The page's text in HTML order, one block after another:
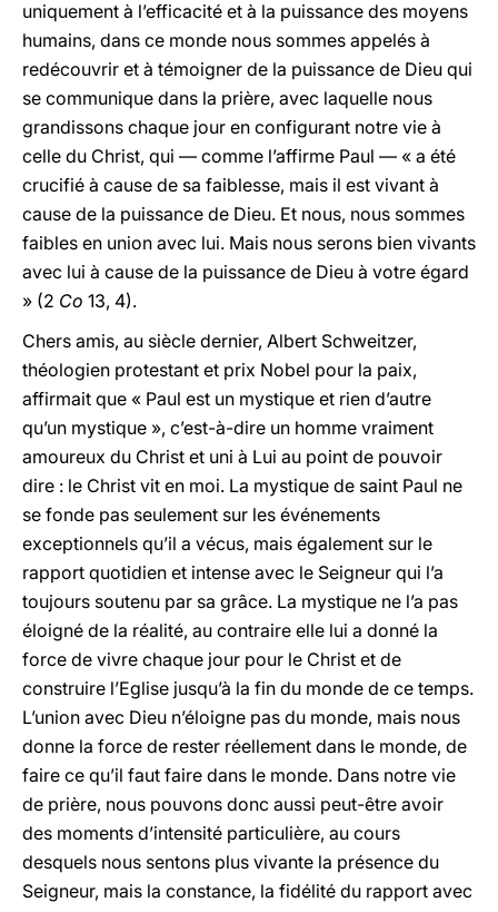
uniquement à l’efficacité et à la puissance des moyens
humains, dans ce monde nous sommes appelés à
redécouvrir et à témoigner de la puissance de Dieu qui
se communique dans la prière, avec laquelle nous
grandissons chaque jour en configurant notre vie à
celle du Christ, qui — comme l’affirme Paul — « a été
crucifié à cause de sa faiblesse, mais il est vivant à
cause de la puissance de Dieu. Et nous, nous sommes
faibles en union avec lui. Mais nous serons bien vivants
avec lui à cause de la puissance de Dieu à votre égard
» (2 Co 13, 4).
Chers amis, au siècle dernier, Albert Schweitzer,
théologien protestant et prix Nobel pour la paix,
affirmait que « Paul est un mystique et rien d’autre
qu’un mystique », c’est-à-dire un homme vraiment
amoureux du Christ et uni à Lui au point de pouvoir
dire : le Christ vit en moi. La mystique de saint Paul ne
se fonde pas seulement sur les événements
exceptionnels qu’il a vécus, mais également sur le
rapport quotidien et intense avec le Seigneur qui l’a
toujours soutenu par sa grâce. La mystique ne l’a pas
éloigné de la réalité, au contraire elle lui a donné la
force de vivre chaque jour pour le Christ et de
construire l’Eglise jusqu’à la fin du monde de ce temps.
L’union avec Dieu n’éloigne pas du monde, mais nous
donne la force de rester réellement dans le monde, de
faire ce qu’il faut faire dans le monde. Dans notre vie
de prière, nous pouvons donc aussi peut-être avoir
des moments d’intensité particulière, au cours
desquels nous sentons plus vivante la présence du
Seigneur, mais la constance, la fidélité du rapport avec